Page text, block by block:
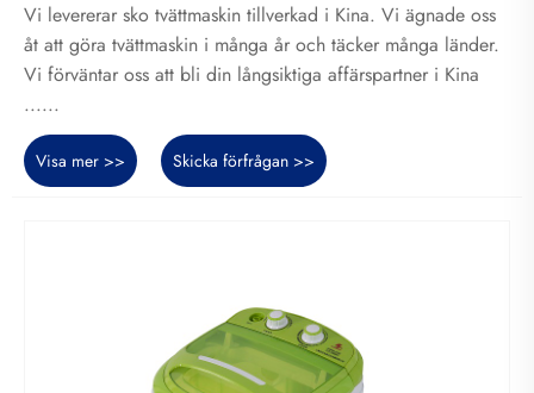
Vi levererar sko tvättmaskin tillverkad i Kina. Vi ägnade oss
åt att göra tvättmaskin i många år och täcker många länder.
Vi förväntar oss att bli din långsiktiga affärspartner i Kina
......
Visa mer >> Skicka förfrågan >>